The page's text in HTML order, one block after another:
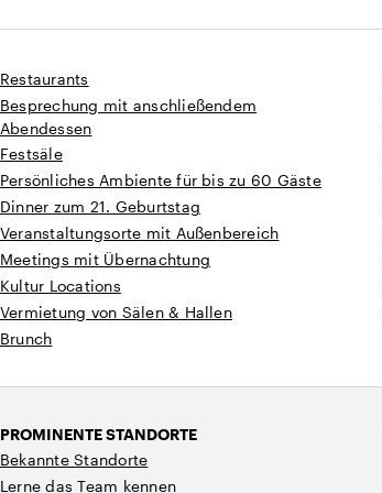
Restaurants
Besprechung mit anschließendem
Abendessen
Festsäle
Persönliches Ambiente für bis zu 60 Gäste
Dinner zum 21. Geburtstag
Veranstaltungsorte mit Außenbereich
Meetings mit Übernachtung
Kultur Locations
Vermietung von Sälen & Hallen
Brunch
PROMINENTE STANDORTE
Bekannte Standorte
Lerne das Team kennen